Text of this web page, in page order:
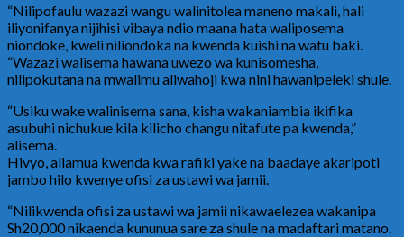
“Nilipofaulu wazazi wangu walinitolea maneno makali, hali
iliyonifanya nijihisi vibaya ndio maana hata waliposema
niondoke, kweli niliondoka na kwenda kuishi na watu baki.
“Wazazi walisema hawana uwezo wa kunisomesha,
nilipokutana na mwalimu aliwahoji kwa nini hawanipeleki shule.
“Usiku wake walinisema sana, kisha wakaniambia ikifika
asubuhi nichukue kila kilicho changu nitafute pa kwenda,”
alisema.
Hivyo, aliamua kwenda kwa rafiki yake na baadaye akaripoti
jambo hilo kwenye ofisi za ustawi wa jamii.
“Nilikwenda ofisi za ustawi wa jamii nikawaelezea wakanipa
Sh20,000 nikaenda kununua sare za shule na madaftari matano.